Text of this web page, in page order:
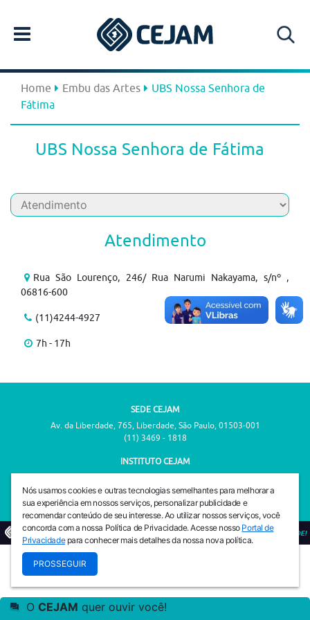
Home Embu das Artes
UBS Nossa Senhora de
Fátima
UBS Nossa Senhora de Fátima
Atendimento
Rua São Lourenço, 246/ Rua Narumi Nakayama, s/nº ,
06816-600
(11)4244-4927
7h - 17h
SEDE CEJAM
Av. da Liberdade, 765, Liberdade, São Paulo, 01503-001
(11) 3469 - 1818
INSTITUTO CEJAM
(11) 3469 - 1818
© 2026 PREVENIR É VIVER COM QUALIDADE!
Nós usamos cookies e outras tecnologias semelhantes para melhorar a
sua experiência em nossos serviços, personalizar publicidade e
recomendar conteúdo de seu interesse. Ao utilizar nossos serviços, você
concorda com a nossa Política de Privacidade. Acesse nosso Portal de
Privacidadepara conhecer mais detalhes da nossa nova política.
PROSSEGUIR
O CEJAM quer ouvir você!